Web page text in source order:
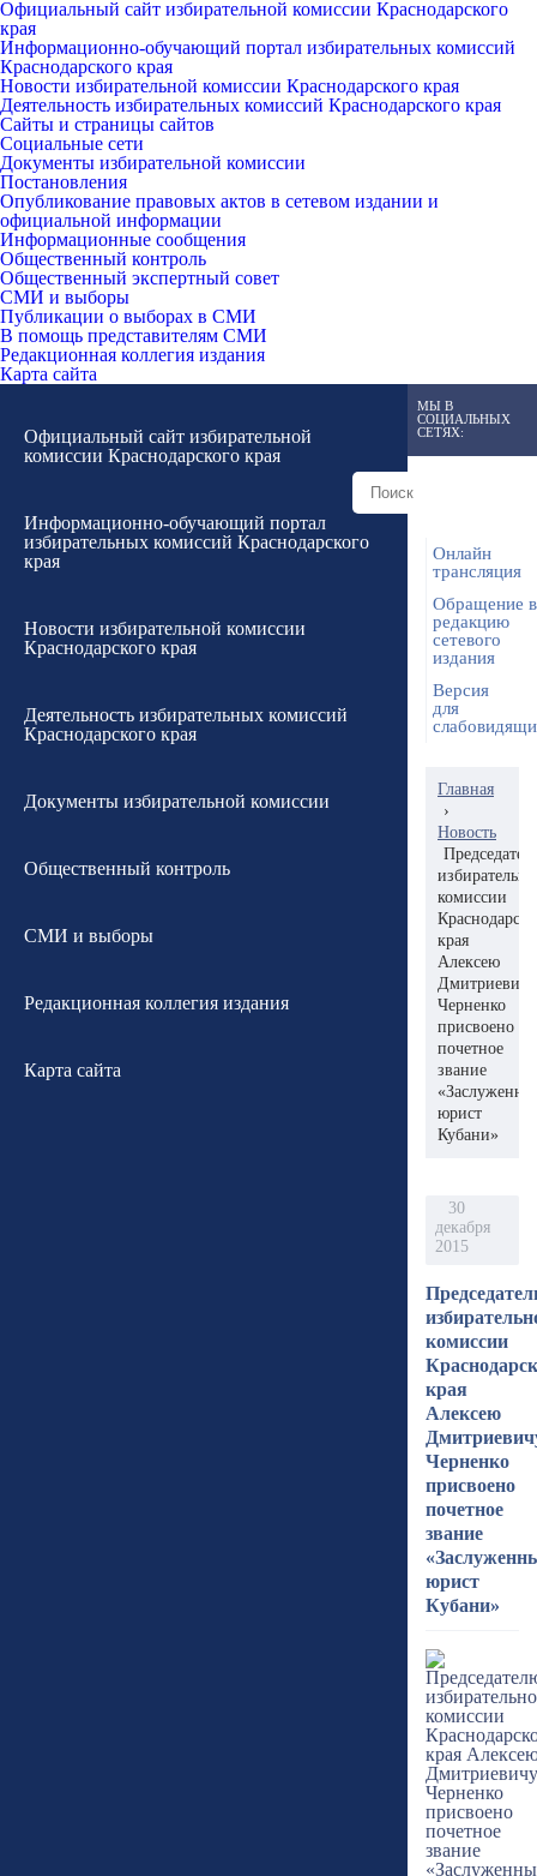
Официальный сайт избирательной комиссии Краснодарского
края
Информационно-обучающий портал избирательных комиссий
Краснодарского края
Новости избирательной комиссии Краснодарского края
Деятельность избирательных комиссий Краснодарского края
Сайты и страницы сайтов
Социальные сети
Документы избирательной комиссии
Постановления
Опубликование правовых актов в сетевом издании и
официальной информации
Информационные сообщения
Общественный контроль
Общественный экспертный совет
СМИ и выборы
Публикации о выборах в СМИ
В помощь представителям СМИ
Редакционная коллегия издания
Карта сайта
Официальный сайт избирательной
комиссии Краснодарского края
Информационно-обучающий портал
избирательных комиссий Краснодарского
края
Новости избирательной комиссии
Краснодарского края
Деятельность избирательных комиссий
Краснодарского края
Документы избирательной комиссии
Общественный контроль
СМИ и выборы
Редакционная коллегия издания
Карта сайта
МЫ В
СОЦИАЛЬНЫХ
СЕТЯХ:
Онлайн
трансляция
Обращение в
редакцию
сетевого
издания
Версия
для
Главная
›
Новость
комиссии
края
Алексею
Дмитриевичу
Черненко
присвоено
почетное
звание
юрист
Кубани»
30
декабря
2015
комиссии
края
Алексею
Черненко
присвоено
почетное
звание
юрист
Кубани»